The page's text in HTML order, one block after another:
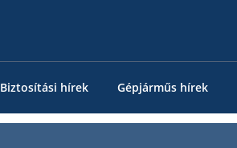
Biztosítási hírek Gépjárműs hírek